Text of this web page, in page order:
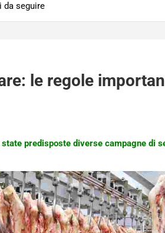
da seguire
le regole
predisposte diverse campagne di